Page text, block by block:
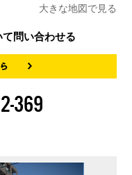
大きな地図で見る
問い合わせる
369